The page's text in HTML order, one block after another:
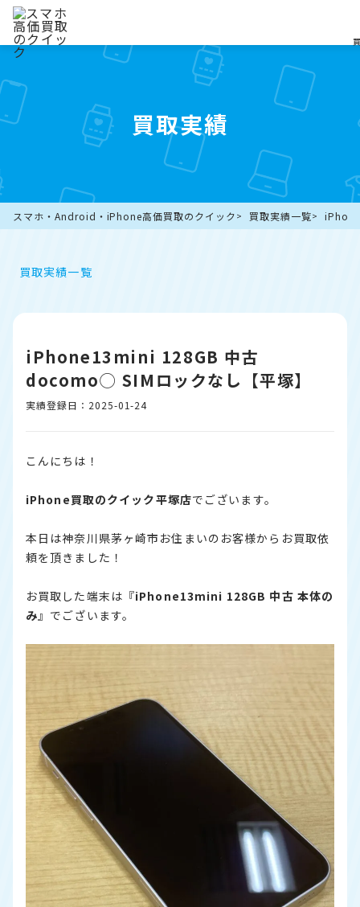
買取実績
スマホ・Android・iPhone高価買取のクイック 買取実績一覧
買取実績一覧
iPhone13mini 128GB 中古
docomo◯ SIMロックなし【平塚】
実績登録日：2025-01-24
こんにちは！
iPhone買取のクイック平塚店でございます。
本日は神奈川県茅ヶ崎市お住まいのお客様からお買取依
頼を頂きました！
お買取した端末は『iPhone13mini 128GB 中古 本体の
み』でございます。